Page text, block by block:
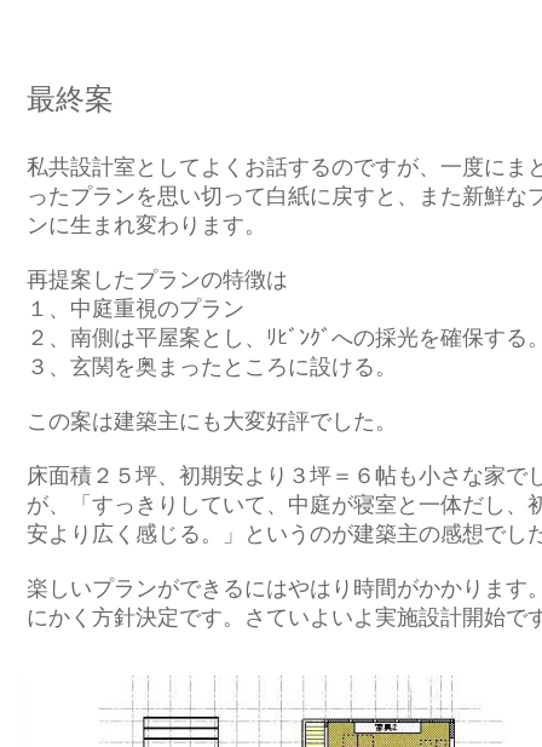
最終案
私共設計室としてよくお話するのですが、一度にま
ったプランを思い切って白紙に戻すと、また新鮮な
ンに生まれ変わります。
再提案したプランの特徴は
１、中庭重視のプラン
２、南側は平屋案とし、ﾘﾋﾞﾝｸﾞへの採光を確保する
３、玄関を奥まったところに設ける。
この案は建築主にも大変好評でした。
床面積２５坪、初期安より３坪＝６帖も小さな家で
が、「すっきりしていて、中庭が寝室と一体だし、
安より広く感じる。」というのが建築主の感想でし
楽しいプランができるにはやはり時間がかかります
にかく方針決定です。さていよいよ実施設計開始で